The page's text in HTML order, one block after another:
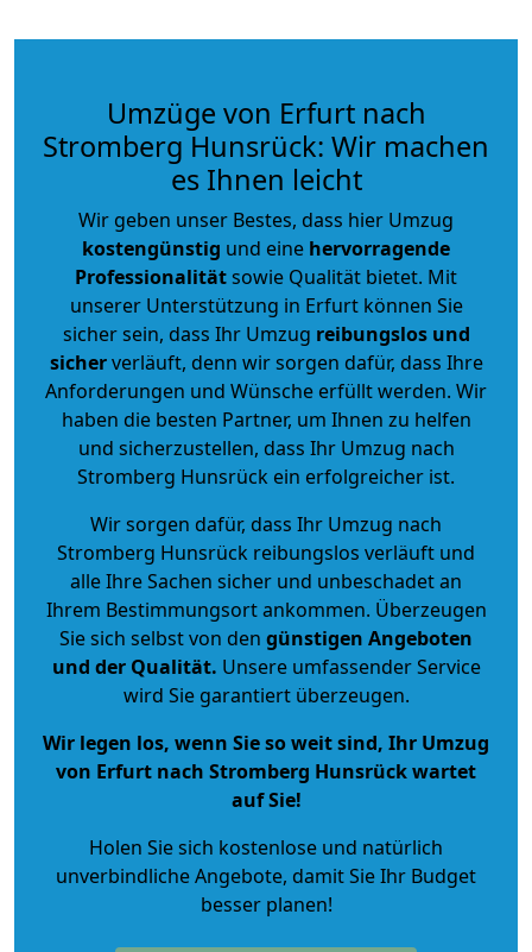
Umzüge von Erfurt nach
Stromberg Hunsrück: Wir machen
es Ihnen leicht
Wir geben unser Bestes, dass hier Umzug
kostengünstig und eine hervorragende
Professionalitätsowie Qualität bietet. Mit
unserer Unterstützung in Erfurt können Sie
sicher sein, dass Ihr Umzug reibungslos und
sicherverläuft, denn wir sorgen dafür, dass Ihre
Anforderungen und Wünsche erfüllt werden. Wir
haben die besten Partner, um Ihnen zu helfen
und sicherzustellen, dass Ihr Umzug nach
Stromberg Hunsrück ein erfolgreicher ist.
Wir sorgen dafür, dass Ihr Umzug nach
Stromberg Hunsrück reibungslos verläuft und
alle Ihre Sachen sicher und unbeschadet an
Ihrem Bestimmungsort ankommen. Überzeugen
Sie sich selbst von den günstigen Angeboten
und der Qualität. Unsere umfassender Service
wird Sie garantiert überzeugen.
Wir legen los, wenn Sie so weit sind, Ihr Umzug
von Erfurt nach Stromberg Hunsrück wartet
auf Sie!
Holen Sie sich kostenlose und natürlich
unverbindliche Angebote, damit Sie Ihr Budget
besser planen!